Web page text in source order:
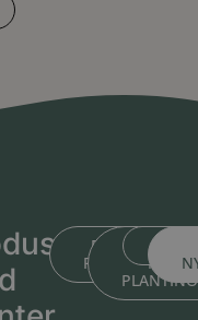
BLI KJENT MED
BLI
MED